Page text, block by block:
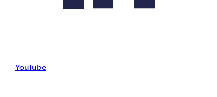
YouTube